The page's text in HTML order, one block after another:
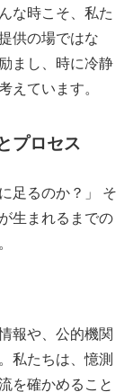
な時こそ、私た
供の場ではな
まし、時に冷静
えています。
プロセス
足るのか？」 そ
生まれるまでの
報や、公的機関
私たちは、憶測
を確かめること